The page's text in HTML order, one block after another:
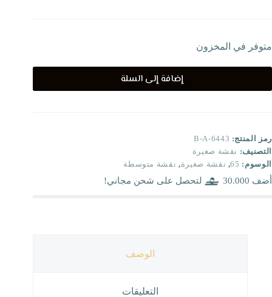
متوفر في المخزون
إضافة إلى السلة
رمز المنتج: B-A-6443
التصنيف: نقشة صغيرة
الوسوم: 65
, نقشة صغيرة, نقشة متوسطة
أضف 30.000 لتحصل على شحن مجاني!
الوصف
التعليقات